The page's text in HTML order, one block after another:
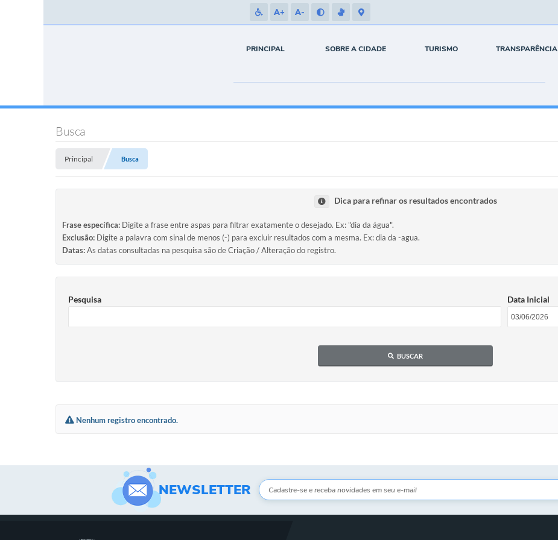
A+ A-
PRINCIPAL SOBRE A CIDADE TURISMO TRANSPARÊNCIA
Busca
Principal Busca
Dica para refinar os resultados encontrados
Frase específica: Digite a frase entre aspas para filtrar exatamente o desejado. Ex: "dia da água".
Exclusão: Digite a palavra com sinal de menos (-) para excluir resultados com a mesma. Ex: dia da -agua.
Datas:As datas consultadas na pesquisa são de Criação / Alteração do registro.
Pesquisa Data Inicial
BUSCAR
Nenhum registro encontrado.
NEWSLETTER